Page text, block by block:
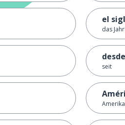
el
das
desde
seit
Amerika